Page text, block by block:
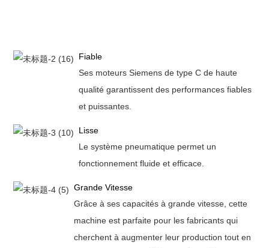
Fiable
Ses moteurs Siemens de type C de haute
qualité garantissent des performances fiables
et puissantes.
Lisse
Le système pneumatique permet un
fonctionnement fluide et efficace.
Grande Vitesse
Grâce à ses capacités à grande vitesse, cette
machine est parfaite pour les fabricants qui
cherchent à augmenter leur production tout en